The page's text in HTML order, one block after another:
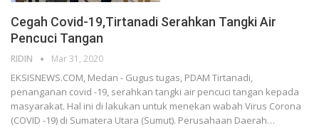
Cegah Covid-19,Tirtanadi Serahkan Tangki Air
Pencuci Tangan
RIDIN Mar 31, 2020
EKSISNEWS.COM, Medan - Gugus tugas, PDAM Tirtanadi,
penanganan covid -19, serahkan tangki air pencuci tangan kepada
masyarakat. Hal ini di lakukan untuk menekan wabah Virus Corona
(COVID -19) di Sumatera Utara (Sumut). Perusahaan Daerah…